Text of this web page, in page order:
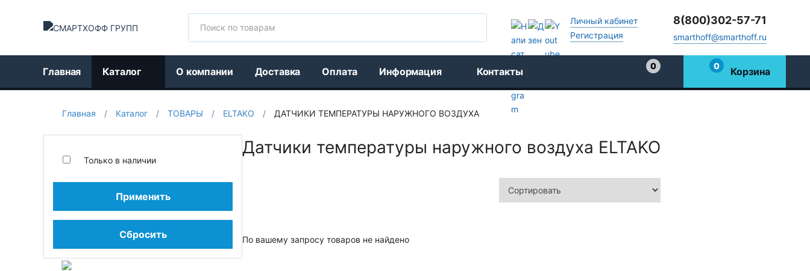
Личный кабинет
Регистрация
8(800)302-57-71
smarthoff@smarthoff.ru
Главная Каталог О компании Доставка Оплата Информация Контакты
0
0 Корзина
Главная / Каталог / ТОВАРЫ / ELTAKO / ДАТЧИКИ ТЕМПЕРАТУРЫ НАРУЖНОГО ВОЗДУХА
Только в наличии
Применить
Сбросить
Датчики температуры наружного воздуха ELTAKO
По вашему запросу товаров не найдено